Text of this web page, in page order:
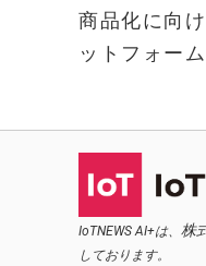
商品化に向
ットフォー
IoTNEWS AI+は、 株
しております。